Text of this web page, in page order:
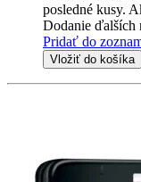
posledné kusy.
Dodanie ďalších
Pridať do
Vložiť do košíka